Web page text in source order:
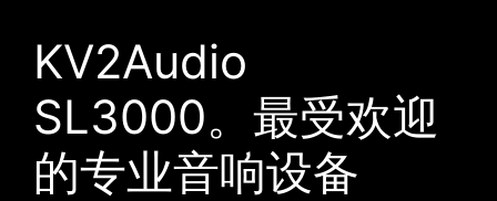
KV2Audio
SL3000。最受欢迎
的专业音响设备